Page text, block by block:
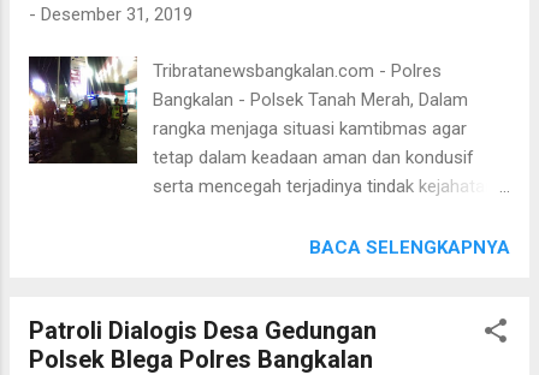
Kegiatan keagamaan di Gereja maupun di
Tanjungbumi, “Semoga dengan kegiatan ini
masyarakat dapat terlindungi karena hadirnya
Polisi ditengah-tengah masyarakat" Ujar
Kapolres Bangkalan AKBP Rama Samtama
Putra, S.I.K, M.Si, M.H. ( Hms TB)
- Desember 31, 2019
Tribratanewsbangkalan.com - Polres
Bangkalan - Polsek Tanah Merah, Dalam
rangka menjaga situasi kamtibmas agar
tetap dalam keadaan aman dan kondusif
serta mencegah terjadinya tindak kejahatan
Polsek Tanah Merah Polres Bangkalan
Pengamanan Malam Tahun Baru di Beberapa
Titik obyek Vital dan tempat tampat yang di
BACA SELENGKAPNYA
Patroli Dialogis Desa Gedungan
Polsek Blega Polres Bangkalan